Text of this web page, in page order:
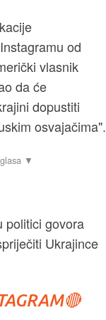
od
vlasnik
da će
dopustiti
osvajačima".
politici govora
Ukrajince